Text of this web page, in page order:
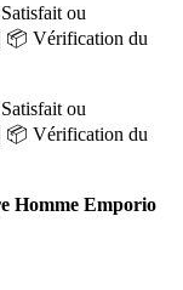
ou
📦 Vérification du
ou
📦 Vérification du
Homme Emporio